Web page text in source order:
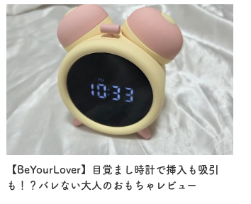
【BeYourLover】目覚まし時計で挿入も吸引
も！？バレない大人のおもちゃレビュー